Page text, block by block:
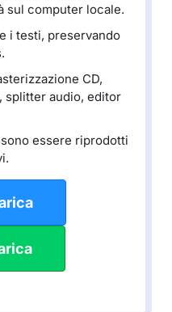
sul computer locale.
i testi, preservando
CD,
splitter audio, editor
essere riprodotti